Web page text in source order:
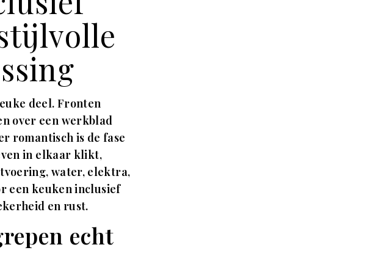
deel. Fronten
over een werkblad
romantisch is de fase
in elkaar klikt,
water, elektra,
een keuken inclusief
en rust.
echt